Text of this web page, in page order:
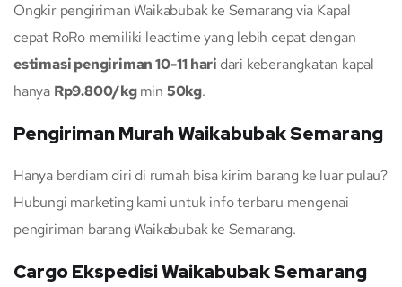
Ongkir pengiriman Waikabubak ke Semarang via Kapal
cepat RoRo memiliki leadtime yang lebih cepat dengan
estimasi pengiriman 10-11 hari dari keberangkatan kapal
hanya Rp9.800/kgmin 50kg.
Pengiriman Murah Waikabubak Semarang
Hanya berdiam diri di rumah bisa kirim barang ke luar pulau?
Hubungi marketing kami untuk info terbaru mengenai
pengiriman barang Waikabubak ke Semarang.
Cargo Ekspedisi Waikabubak Semarang